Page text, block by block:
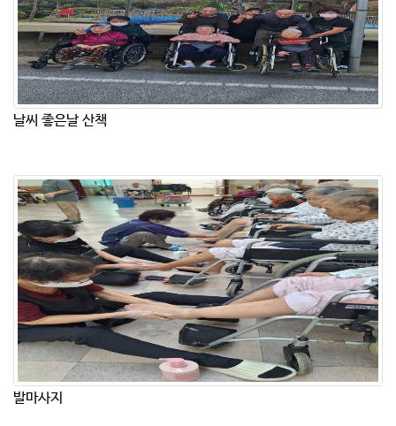
날씨 좋은날 산책
발마사지